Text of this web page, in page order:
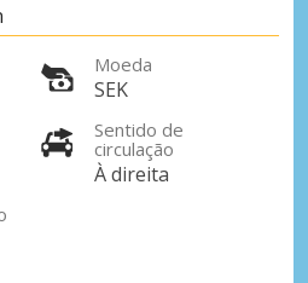
Moeda
SEK
Sentido de
circulação
À direita